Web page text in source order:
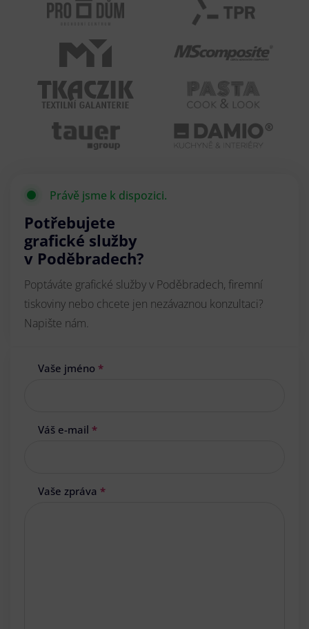
Právě jsme k dispozici.
Potřebujete
grafické služby
v Poděbradech?
Poptáváte grafické služby v Poděbradech, firemní
tiskoviny nebo chcete jen nezávaznou konzultaci?
Napište nám.
Vaše jméno *
Váš e-mail *
Vaše zpráva *